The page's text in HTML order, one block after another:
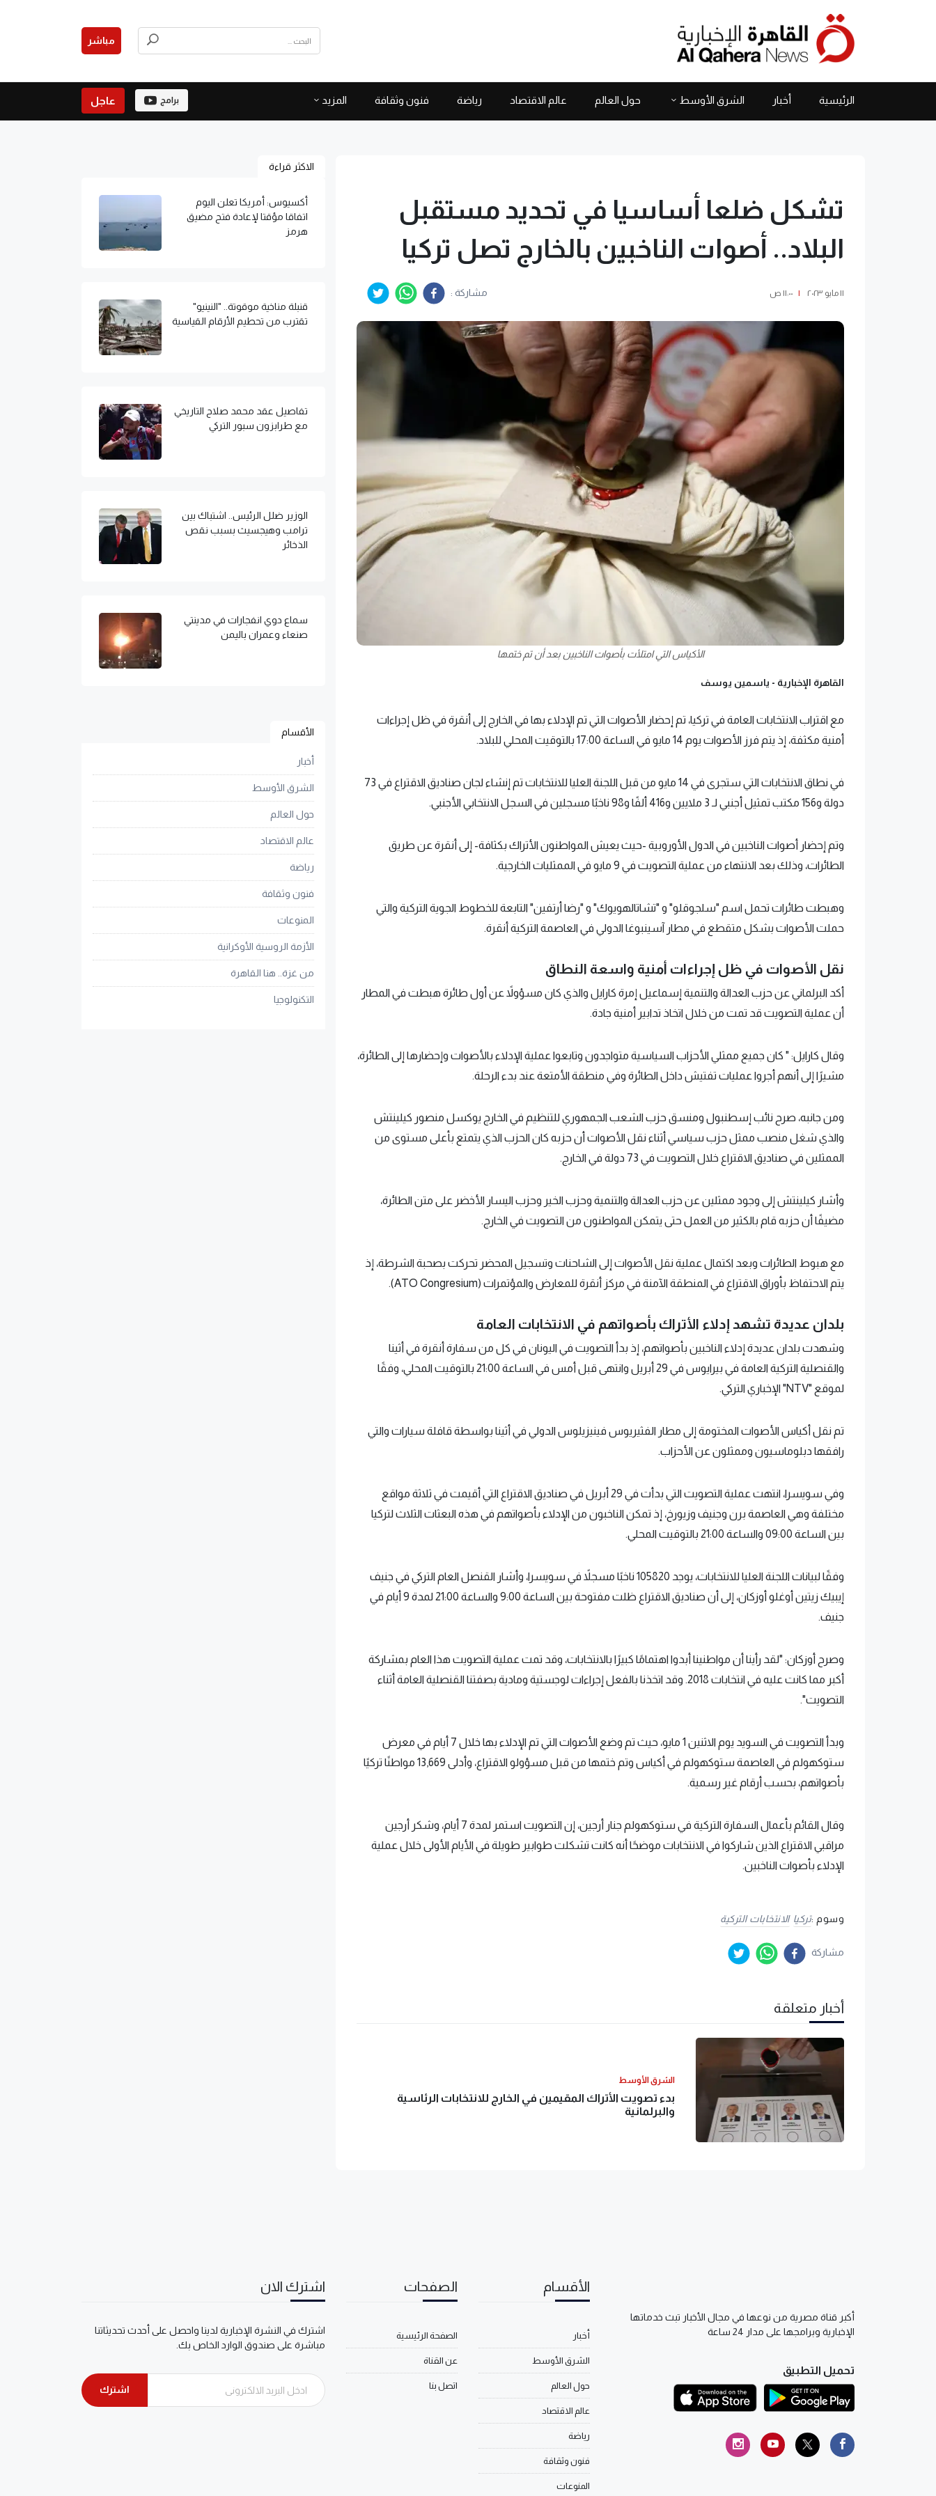
مباشر
الرئيسية أخبار الشرق الأوسط حول العالم عالم الاقتصاد رياضة فنون وثقافة المزيد برامج عاجل
تشكل ضلعا أساسيا في تحديد مستقبل
البلاد.. أصوات الناخبين بالخارج تصل تركيا
١١ مايو ٢٠٢٣ | ١١:٠٠ ص مشاركة :
الأكياس التي امتلأت بأصوات الناخبين بعد أن تم ختمها
القاهرة الإخبارية - ياسمين يوسف
مع اقتراب الانتخابات العامة في تركيا، تم إحضار الأصوات التي تم الإدلاء بها في الخارج إلى أنقرة في ظل إجراءات
أمنية مكثفة، إذ يتم فرز الأصوات يوم 14 مايو في الساعة 17:00 بالتوقيت المحلي للبلاد.
في نطاق الانتخابات التي ستجرى في 14 مايو من قبل اللجنة العليا للانتخابات تم إنشاء لجان صناديق الاقتراع في 73
دولة و156 مكتب تمثيل أجنبي لـ 3 ملايين و416 ألفًا و98 ناخبًا مسجلين في السجل الانتخابي الأجنبي.
وتم إحضار أصوات الناخبين في الدول الأوروبية -حيث يعيش المواطنون الأتراك بكثافة- إلى أنقرة عن طريق
الطائرات، وذلك بعد الانتهاء من عملية التصويت في 9 مايو في الممثليات الخارجية.
وهبطت طائرات تحمل اسم "سلجوقلو" و "تشاتالهويوك" و "رضا أرتفين" التابعة للخطوط الجوية التركية والتي
حملت الأصوات بشكل متقطع في مطار آسينبوغا الدولي في العاصمة التركية أنقرة.
نقل الأصوات في ظل إجراءات أمنية واسعة النطاق
أكد البرلماني عن حزب العدالة والتنمية إسماعيل إمرة كارايل والذي كان مسؤولاً عن أول طائرة هبطت في المطار
أن عملية التصويت قد تمت من خلال اتخاذ تدابير أمنية جادة.
وقال كارايل: " كان جميع ممثلي الأحزاب السياسية متواجدون وتابعوا عملية الإدلاء بالأصوات وإحضارها إلى الطائرة،
مشيرًا إلى أنهم أجروا عمليات تفتيش داخل الطائرة وفي منطقة الأمتعة عند بدء الرحلة.
ومن جانبه، صرح نائب إسطنبول ومنسق حزب الشعب الجمهوري للتنظيم في الخارج يوكسل منصور كيلينتش
والذي شغل منصب ممثل حزب سياسي أثناء نقل الأصوات أن حزبه كان الحزب الذي يتمتع بأعلى مستوى من
الممثلين في صناديق الاقتراع خلال التصويت في 73 دولة في الخارج.
وأشار كيلينتش إلى وجود ممثلين عن حزب العدالة والتنمية وحزب الخير وحزب اليسار الأخضر على متن الطائرة،
مضيفًا أن حزبه قام بالكثير من العمل حتى يتمكن المواطنون من التصويت في الخارج.
مع هبوط الطائرات وبعد اكتمال عملية نقل الأصوات إلى الشاحنات وتسجيل المحضر تحركت بصحبة الشرطة، إذ
يتم الاحتفاظ بأوراق الاقتراع في المنطقة الآمنة في مركز أنقرة للمعارض والمؤتمرات (ATO Congresium).
بلدان عديدة تشهد إدلاء الأتراك بأصواتهم في الانتخابات العامة
وشهدت بلدان عديدة إدلاء الناخبين بأصواتهم، إذ بدأ التصويت في اليونان في كل من سفارة أنقرة في أثينا
والقنصلية التركية العامة في بيرايوس في 29 أبريل وانتهى قبل أمس في الساعة 21:00 بالتوقيت المحلي، وفقًا
لموقع "NTV" الإخباري التركي.
تم نقل أكياس الأصوات المختومة إلى مطار الفثيريوس فينيزيلوس الدولي في أثينا بواسطة قافلة سيارات والتي
رافقها دبلوماسيون وممثلون عن الأحزاب.
وفي سويسرا، انتهت عملية التصويت التي بدأت في 29 أبريل في صناديق الاقتراع التي أقيمت في ثلاثة مواقع
مختلفة وهي العاصمة برن وجنيف وزيورخ، إذ تمكن الناخبون من الإدلاء بأصواتهم في هذه البعثات الثلاث لتركيا
بين الساعة 09:00 والساعة 21:00 بالتوقيت المحلي.
وفقًا لبيانات اللجنة العليا للانتخابات، يوجد 105820 ناخبًا مسجلاً في سويسرا، وأشار القنصل العام التركي في جنيف
إيبيك زيتين أوغلو أوزكان، إلى أن صناديق الاقتراع ظلت مفتوحة بين الساعة 9:00 والساعة 21:00 لمدة 9 أيام في
جنيف.
وصرح أوزكان: "لقد رأينا أن مواطنينا أبدوا اهتمامًا كبيرًا بالانتخابات، وقد تمت عملية التصويت هذا العام بمشاركة
أكبر مما كانت عليه في انتخابات 2018. وقد اتخذنا بالفعل إجراءات لوجستية ومادية بصفتنا القنصلية العامة أثناء
التصويت".
وبدأ التصويت في السويد يوم الاثنين 1 مايو، حيث تم وضع الأصوات التي تم الإدلاء بها خلال 7 أيام في معرض
ستوكهولم في العاصمة ستوكهولم في أكياس وتم ختمها من قبل مسؤولو الاقتراع، وأدلى 13,669 مواطنًا تركيًا
بأصواتهم، بحسب أرقام غير رسمية.
وقال القائم بأعمال السفارة التركية في ستوكهولم جنار أرجين، إن التصويت استمر لمدة 7 أيام، وشكر أرجين
مراقبي الاقتراع الذين شاركوا في الانتخابات موضحًا أنه كانت تشكلت طوابير طويلة في الأيام الأولى خلال عملية
الإدلاء بأصوات الناخبين.
وسوم :تركيا الانتخابات التركية
مشاركة
أخبار متعلقة
الشرق الأوسط
بدء تصويت الأتراك المقيمين في الخارج للانتخابات الرئاسية
والبرلمانية
الاكثر قراءة
أكسيوس: أمريكا تعلن اليوم
اتفاقا مؤقتا لإعادة فتح مضيق
هرمز
قنبلة مناخية موقوتة.. "النينيو"
تقترب من تحطيم الأرقام القياسية
تفاصيل عقد محمد صلاح التاريخي
مع طرابزون سبور التركي
الوزير ضلل الرئيس.. اشتباك بين
ترامب وهيجسيث بسبب نقص
الذخائر
سماع دوي انفجارات في مدينتي
صنعاء وعمران باليمن
الأقسام
أخبار
الشرق الأوسط
حول العالم
عالم الاقتصاد
رياضة
فنون وثقافة
المنوعات
الأزمة الروسية الأوكرانية
من غزة.. هنا القاهرة
التكنولوجيا
أكبر قناة مصرية من نوعها في مجال الأخبار تبث خدماتها
الإخبارية وبرامجها على مدار 24 ساعة
تحميل التطبيق
الأقسام
أخبار
الشرق الأوسط
حول العالم
عالم الاقتصاد
رياضة
فنون وثقافة
المنوعات
الصفحات
الصفحة الرئيسية
عن القناة
اتصل بنا
اشترك الان
اشترك في النشرة الإخبارية لدينا واحصل على أحدث تحديثاتنا
مباشرة على صندوق الوارد الخاص بك.
اشترك